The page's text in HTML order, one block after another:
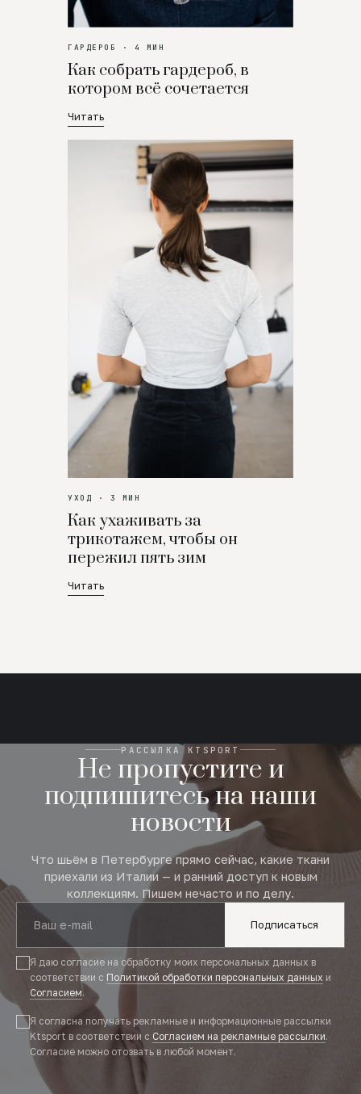
ГАРДЕРОБ · 4 МИН
Как собрать гардероб, в
котором всё сочетается
Читать
УХОД · 3 МИН
Как ухаживать за
трикотажем, чтобы он
пережил пять зим
Читать
РАССЫЛКА KTSPORT
Не пропустите и
подпишитесь на наши
новости
Что шьём в Петербурге прямо сейчас, какие ткани
приехали из Италии — и ранний доступ к новым
коллекциям. Пишем нечасто и по делу.
Подписаться
Я даю согласие на обработку моих персональных данных в
соответствии с Политикой обработки персональных данных и
Согласием.
Я согласна получать рекламные и информационные рассылки
Ktsport в соответствии с Согласием на рекламные рассылки.
Согласие можно отозвать в любой момент.